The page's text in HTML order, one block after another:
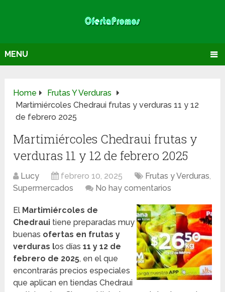
MENU
Home
Frutas Y Verduras
Martimiércoles Chedraui frutas y verduras 11 y 12
de febrero 2025
Martimiércoles Chedraui frutas y
verduras 11 y 12 de febrero 2025
Lucy febrero 10, 2025 Frutas y Verduras,
Supermercados
No hay comentarios
El Martimiércoles de
Chedraui tiene preparadas muy
buenas ofertas en frutas y
verduras los días11 y 12 de
febrero de 2025, en el que
encontrarás precios especiales
que aplican en tiendas Chedraui